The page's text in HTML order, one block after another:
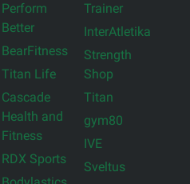
Perform
Better
BearFitness
Titan Life
Cascade
Health and
Fitness
RDX Sports
Trainer
InterAtletika
Strength
Shop
Titan
gym80
IVE
Sveltus